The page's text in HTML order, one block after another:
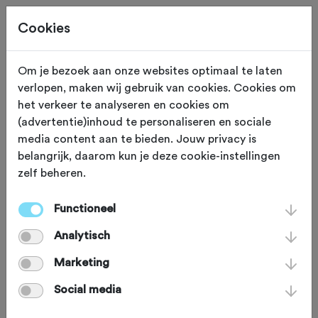
Deze tocht heeft reeds plaatsgevonden op 14-5-2026.
DONDERDAG 14 MEI
16 Dorpentocht gravel
2026
Gravelbike
Cookies
Om je bezoek aan onze websites optimaal te laten
verlopen, maken wij gebruik van cookies. Cookies om
het verkeer te analyseren en cookies om
(advertentie)inhoud te personaliseren en sociale
media content aan te bieden. Jouw privacy is
belangrijk, daarom kun je deze cookie-instellingen
zelf beheren.
Functioneel
Analytisch
Marketing
Social media